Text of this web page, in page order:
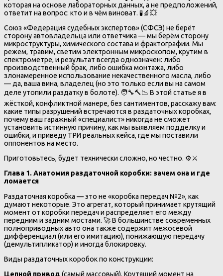
которая на основе лабораторных данных, а не предположений,
ответит на вопрос: кто и в чём виноват. 🧪🔬💥
Союз «Федерация судебных экспертов» (СФСЭ) не берёт
сторону автовладельца или ответчика — мы берём сторону
микроструктуры, химического состава и фрактографии. Мы
режем, травим, светим электронным микроскопом, крутим в
спектрометре, и результат всегда однозначен: либо
производственный брак, либо ошибка монтажа, либо
злонамеренное использование некачественного масла, либо
— да, ваша вина, владелец (но это только если вы на самом
деле утопили раздатку в болоте). 🧑‍🔧🔨📉 В этой статье я в
жёсткой, конфликтной манере, без сантиментов, расскажу вам:
какие типы разрушений встречаются в раздаточных коробках,
почему ваш гаражный «специалист» никогда не сможет
установить истинную причину, как мы выявляем подделку и
ошибки, и приведу ТРИ реальных кейса, где мы поставили
оппонентов на место.
Приготовьтесь, будет технически сложно, но честно. ⚙️⚔️
Глава 1. Анатомия раздаточной коробки: зачем она и где
ломается
Раздаточная коробка — это не «коробка передач №2», как
думают некоторые. Это агрегат, который принимает крутящий
момент от коробки передач и распределяет его между
передним и задним мостами. 🚀 В большинстве современных
полноприводных авто она также содержит межосевой
дифференциал (или его имитацию), понижающую передачу
(демультипликатор) и иногда блокировку.
Виды раздаточных коробок по конструкции:
Цепной привод(самый массовый). Крутящий момент на